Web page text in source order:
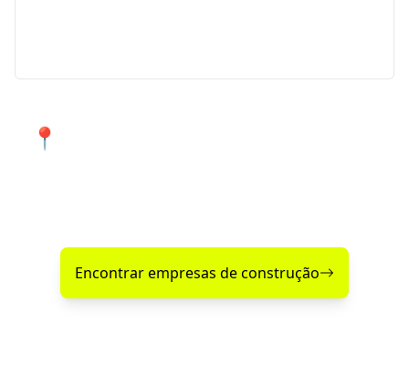
📍 Atendimento de qualidade em
Encontrar empresas de construção